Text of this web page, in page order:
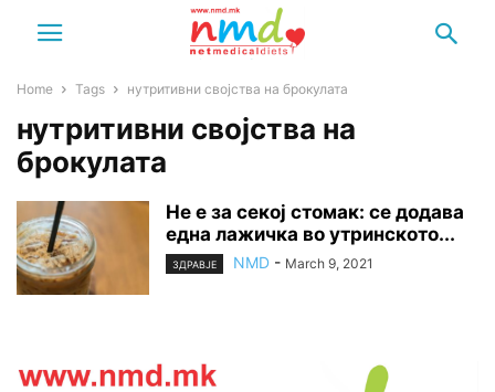
Home Tags нутритивни својства на брокулата
нутритивни својства на
брокулата
Не е за секој стомак: се додава
една лажичка во утринското...
ЗДРАВЈЕ NMD - March 9, 2021